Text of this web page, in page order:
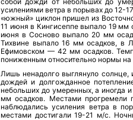
усилениями ветра в порывах до 12-
«южный» циклон пришел из
11 июня в Кингисеппе выпало 19
июня в Сосново выпало 20 мм
Тихвине выпало 16 мм осадков,
Ефимовском — 42 мм осадков.
пониженным относительно нормы на
Лишь ненадолго выглянуло
дождей и долгожданное
небольших до умеренных, а иногда
мм осадков. Местами прогремели
наблюдались усиления ветра в
местами достигали 19-21 м/с.